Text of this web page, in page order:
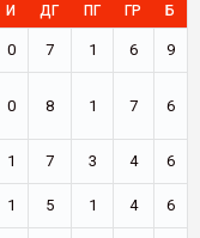
И ДГ ПГ ГР Б
0 7 1 6 9
0 8 1 7 6
1 7 3 4 6
1 5 1 4 6